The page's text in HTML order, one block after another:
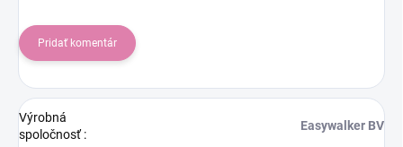
Pridať komentár
Výrobná
spoločnosť:
Easywalker BV